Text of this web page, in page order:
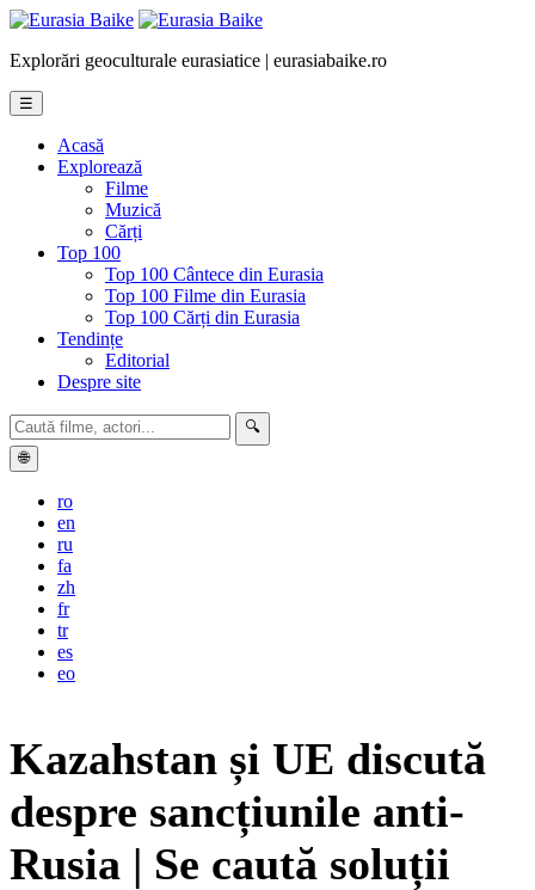
Explorări geoculturale eurasiatice | eurasiabaike.ro
☰
Acasă
Explorează
Filme
Muzică
Cărți
Top 100
Top 100 Cântece din Eurasia
Top 100 Filme din Eurasia
Top 100 Cărți din Eurasia
Tendințe
Editorial
Despre site
🔍
🌐
ro
en
ru
fa
zh
fr
tr
es
eo
Kazahstan și UE discută
despre sancțiunile anti-
Rusia | Se caută soluții